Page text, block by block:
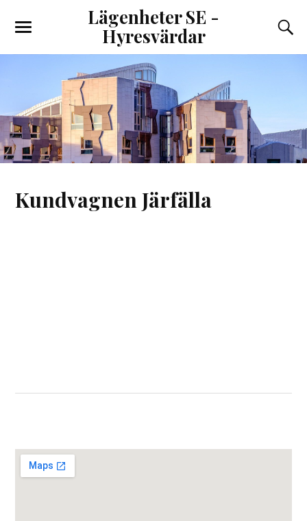
Lägenheter SE -
Hyresvärdar
Kundvagnen Järfälla